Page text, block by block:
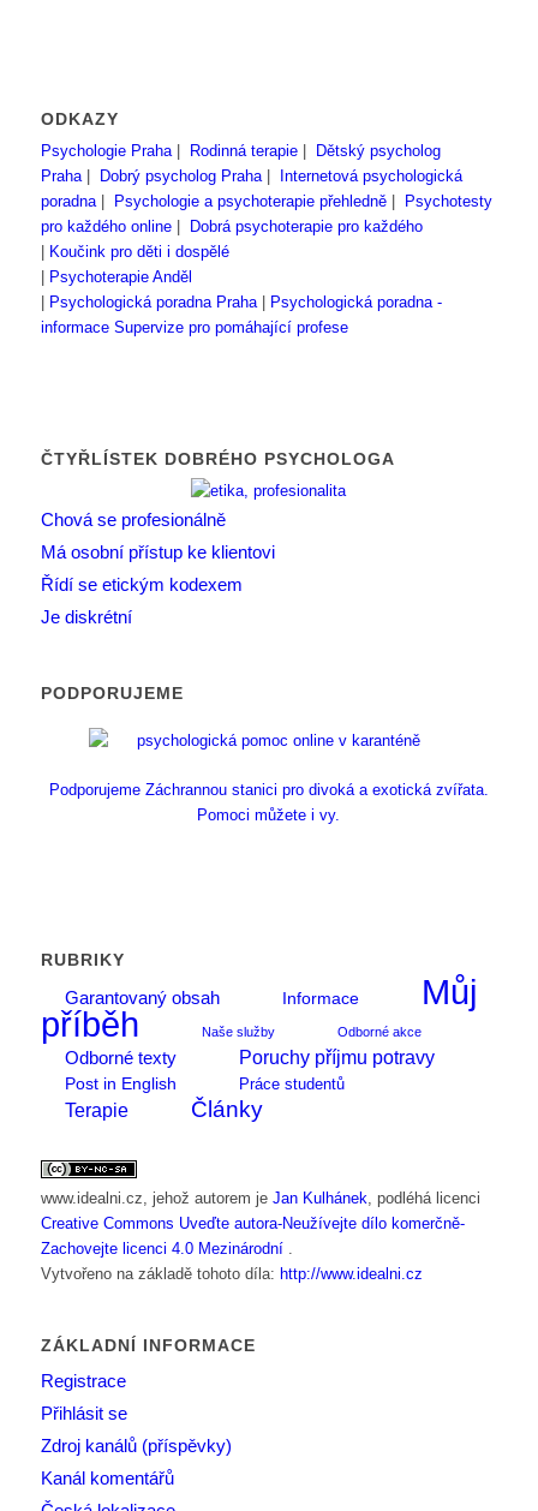
ODKAZY
Psychologie Praha| Rodinná terapie|
Dětský psycholog
Praha| Dobrý psycholog Praha|
Internetová psychologická
poradna| Psychologie a psychoterapie přehledně|
Psychotesty
pro každého online|
Dobrá psychoterapie pro každého
Koučink pro děti i dospělé
Psychoterapie Anděl
Psychologická poradna Praha|
Psychologická poradna -
informace Supervize pro pomáhající profese
ČTYŘLÍSTEK DOBRÉHO PSYCHOLOGA
Chová se profesionálně
Má osobní přístup ke klientovi
Řídí se etickým kodexem
Je diskrétní
PODPORUJEME
Podporujeme Záchrannou stanici pro divoká a exotická zvířata.
Pomoci můžete i vy.
RUBRIKY
Garantovaný obsah
Informace
Můj
příběh
Naše služby Odborné akce
Odborné texty Poruchy příjmu potravy
Post in English Práce studentů
Terapie Články
www.idealni.cz , jehož autorem je Jan Kulhánek , podléhá licenci
Creative Commons Uveďte autora-Neužívejte dílo komerčně-
Zachovejte licenci 4.0 Mezinárodní
Vytvořeno na základě tohoto díla: http://www.idealni.cz
ZÁKLADNÍ INFORMACE
Registrace
Přihlásit se
Zdroj kanálů (příspěvky)
Kanál komentářů